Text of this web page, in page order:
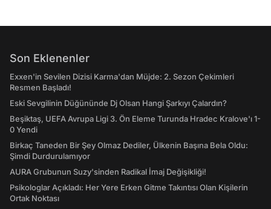
Son Eklenenler
Exxen'in Sevilen Dizisi Karma'dan Müjde: 2. Sezon Çekimleri
Resmen Başladı!
Eski Sevgilinin Düğününde Dj Olsan Hangi Şarkıyı Çalardın?
Beşiktaş, UEFA Avrupa Ligi 3. Ön Eleme Turunda Hradec Kralove'ı 1-
0 Yendi
Birkaç Taneden Bir Şey Olmaz Dediler, Ülkenin Başına Bela Oldu:
Şimdi Durdurulamıyor
AURA Grubunun Suzy'sinden Radikal İmaj Değişikliği!
Psikologlar Açıkladı: Her Yere Erken Gitme Takıntısı Olan Kişilerin
Ortak Noktası